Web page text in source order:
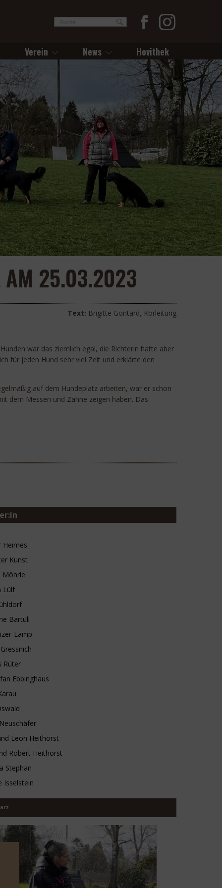
Verein News Hovithek
AM 25.03.2023
Text: Brigitte Gontard, Körleitung
war das ziemlich egal, die Richterin hatte aber
für jeden Hund sehr viel Zeit und erklärte den
auf dem Hundeplatz arbeiten, war er schon
dem Messen und Zähne zeigen haben. Das
Heimes
Kunst
Möhrle
Lülf
Bartuli
Lamp
Rüter
Ebbinghaus
Leon Heithorst
Robert Heithorst
Stephan
Isselstein